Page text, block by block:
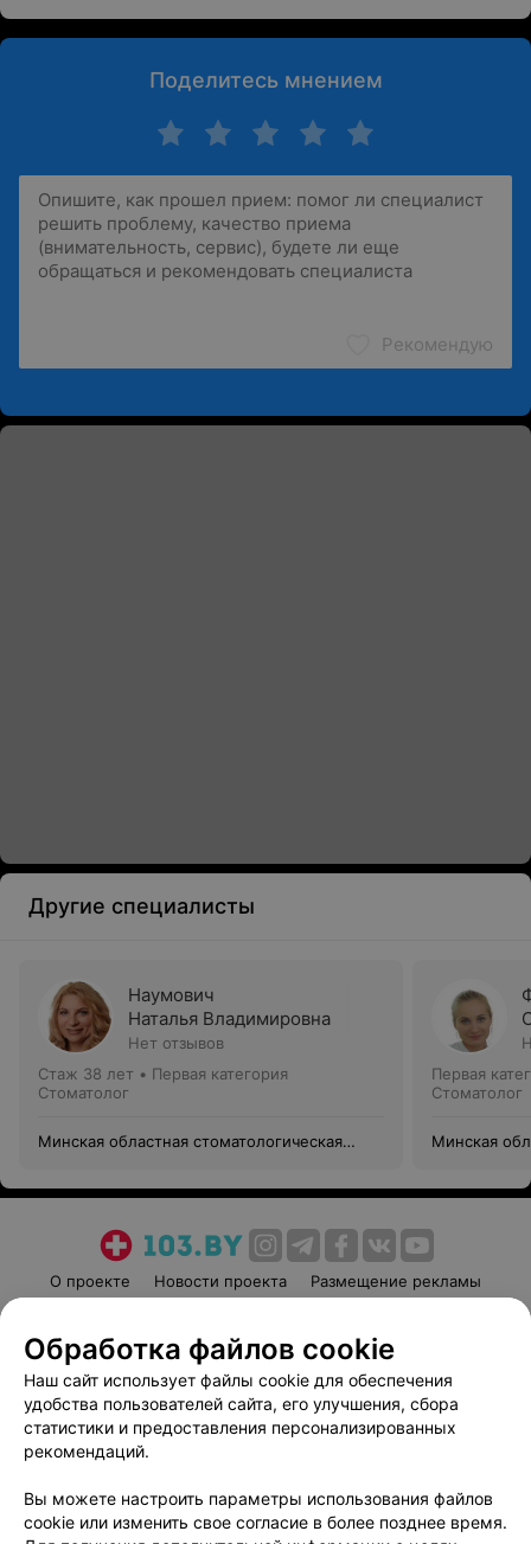
Поделитесь мнением
Рекомендую
Другие специалисты
Наумович
Наталья Владимировна
Нет отзывов
Стаж 38 лет • Первая категория
Стоматолог
Минская областная стоматологическая
Первая
Стоматолог
Минская
О проекте Новости проекта
Размещение рекламы
Пользовательское соглашение
Способы оплаты
Вакансии
Партнеры
Написать руководителю 103.by
Обработка персональных данных
Обработка файлов cookie
Наш сайт использует файлы cookie для обеспечения
удобства пользователей сайта, его улучшения, сбора
статистики и предоставления персонализированных
рекомендаций.
Вы можете настроить параметры использования файлов
cookie или изменить свое согласие в более позднее время.